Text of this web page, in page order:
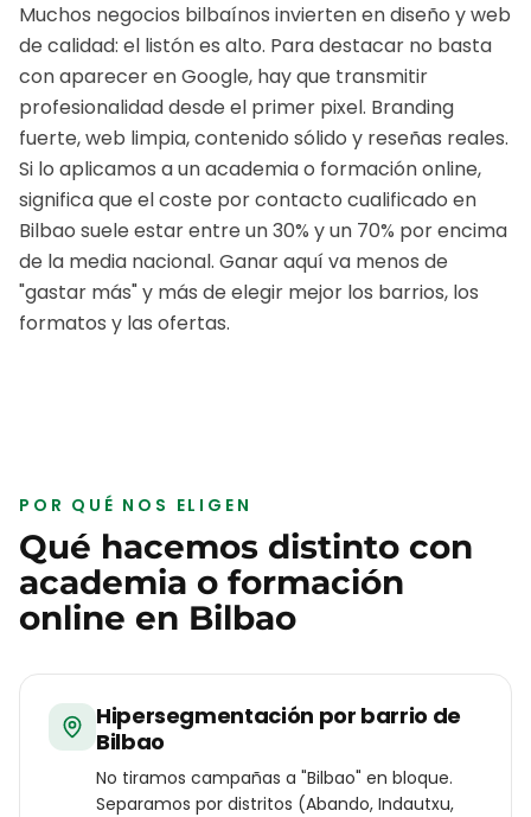
Muchos negocios bilbaínos invierten en diseño y web
de calidad: el listón es alto. Para destacar no basta
con aparecer en Google, hay que transmitir
profesionalidad desde el primer pixel. Branding
fuerte, web limpia, contenido sólido y reseñas reales.
Si lo aplicamos a unacademia o formación online,
significa que el coste por contacto cualificado en
Bilbao suele estar entre un 30% y un 70% por encima
de la media nacional. Ganar aquí va menos de
"gastar más" y más de elegir mejor los barrios, los
formatos y las ofertas.
POR QUÉ NOS ELIGEN
Qué hacemos distinto con
academia o formación
online en Bilbao
Hipersegmentación por barrio de
Bilbao
No tiramos campañas a "Bilbao" en bloque.
Separamos por distritos (Abando, Indautxu,